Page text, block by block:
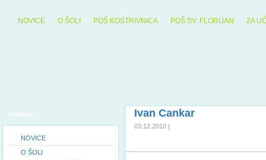
NOVICE O ŠOLI POŠ KOSTRIVNICA POŠ SV. FLORIJAN ZA
Vsebine
NOVICE
O ŠOLI
Ivan Cankar
03.12.2010 |